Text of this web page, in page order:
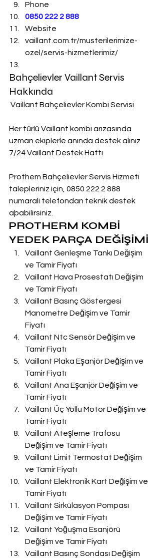
Phone
0850 222 2 888
Website
vaillant.com.tr/musterilerimize-
ozel/servis-hizmetlerimiz/
Bahçelievler Vaillant Servis
Hakkında
Vaillant Bahçelievler Kombi Servisi
Her türlü Vaillant kombi arızasında
uzman ekiplerle anında destek alınız
7/24 Vaillant Destek Hattı
Prothem Bahçelievler Servis Hizmeti
talepleriniz için, 0850 222 2 888
numarali telefondan teknik destek
aþabilirsiniz.
PROTHERM KOMBİ
YEDEK PARÇA DEĞİŞİMİ
Vaillant Genleşme Tankı Değişim
ve Tamir Fiyatı
Vaillant Hava Prosestatı Değişim
ve Tamir Fiyatı
Vaillant Basınç Göstergesi
Manometre Değişim ve Tamir
Fiyatı
Vaillant Ntc Sensör Değişim ve
Tamir Fiyatı
Vaillant Plaka Eşanjör Değişim ve
Tamir Fiyatı
Vaillant Ana Eşanjör Değişim ve
Tamir Fiyatı
Vaillant Üç Yollu Motor Değişim ve
Tamir Fiyatı
Vaillant Ateşleme Trafosu
Değişim ve Tamir Fiyatı
Vaillant Limit Termostat Değişim
ve Tamir Fiyatı
Vaillant Elektronik Kart Değişim ve
Tamir Fiyatı
Vaillant Sirkülasyon Pompası
Değişim ve Tamir Fiyatı
Vaillant Yoğuşma Esanjörü
Değişim ve Tamir Fiyatı
Vaillant Basınç Sondası Değişim